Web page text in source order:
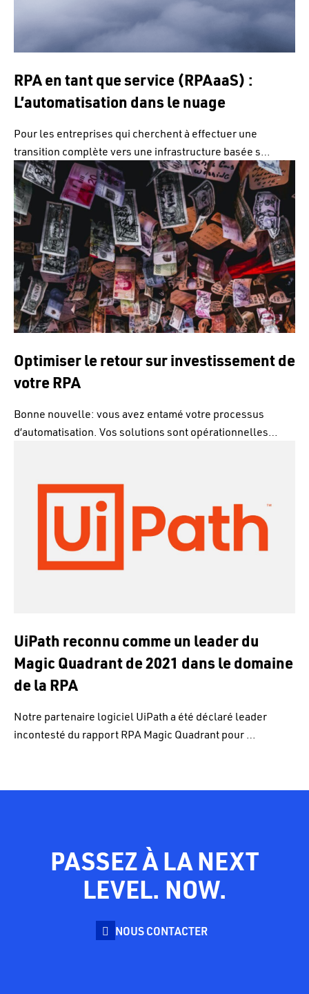
RPA en tant que service (RPAaaS) :
L’automatisation dans le nuage
Pour les entreprises qui cherchent à effectuer une
transition complète vers une infrastructure basée s…
Optimiser le retour sur investissement de
votre RPA
Bonne nouvelle: vous avez entamé votre processus
d’automatisation. Vos solutions sont opérationnelles…
UiPath reconnu comme un leader du
Magic Quadrant de 2021 dans le domaine
de la RPA
Notre partenaire logiciel UiPath a été déclaré leader
incontesté du rapport RPA Magic Quadrant pour …
PASSEZ À LA NEXT
LEVEL. NOW.
NOUS CONTACTER